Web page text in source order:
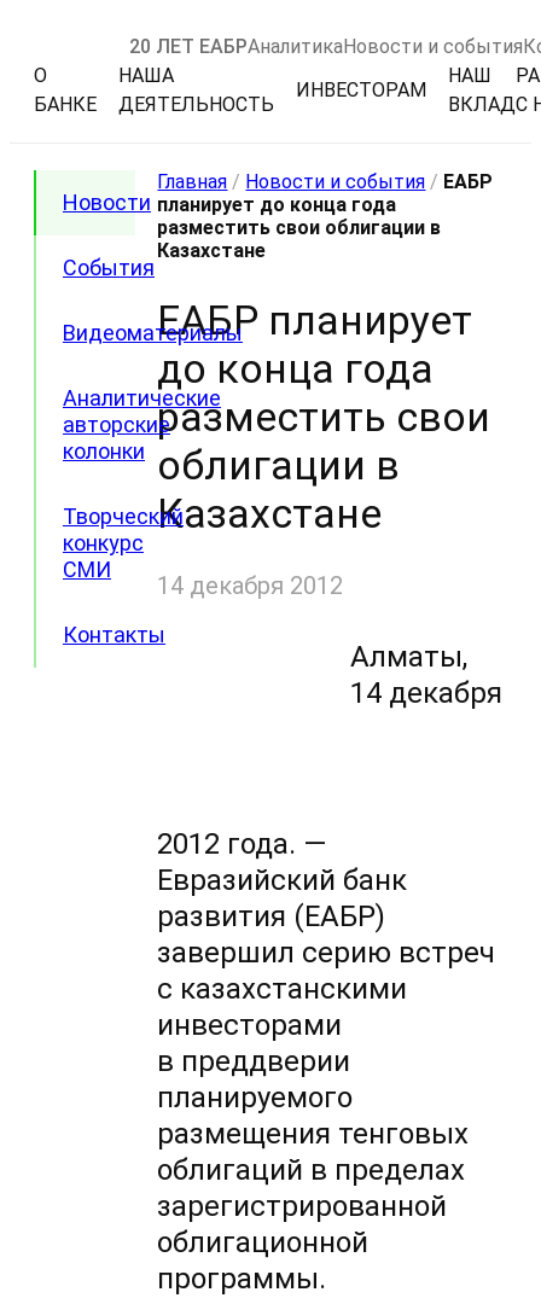
20 ЛЕТ ЕАБРАналитикаНовости и события
О
БАНКЕ
НАША
ДЕЯТЕЛЬНОСТЬ
ИНВЕСТОРАМ
НАШ
ВКЛАДС
Новости
События
Видеоматериалы
Аналитические
авторские
колонки
Творческий
конкурс
СМИ
Контакты
Главная / Новости и события / ЕАБР
планирует до конца года
разместить свои облигации в
Казахстане
ЕАБР планирует
до конца года
разместить свои
облигации в
Казахстане
14 декабря 2012
Алматы,
14 декабря
2012 года. —
Евразийский банк
развития (ЕАБР)
завершил серию встреч
с казахстанскими
инвесторами
в преддверии
планируемого
размещения тенговых
облигаций в пределах
зарегистрированной
облигационной
программы.